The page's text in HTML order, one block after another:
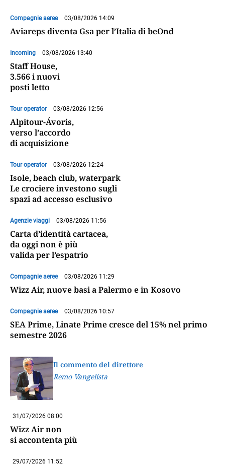
Compagnie aeree 03/08/2026 14:09
Aviareps diventa Gsa per l’Italia di beOnd
Incoming 03/08/2026 13:40
Staff House,
3.566 i nuovi
posti letto
Tour operator 03/08/2026 12:56
Alpitour-Ávoris,
verso l’accordo
di acquisizione
Tour operator 03/08/2026 12:24
Isole, beach club, waterpark
Le crociere investono sugli
spazi ad accesso esclusivo
Agenzie viaggi 03/08/2026 11:56
Carta d’identità cartacea,
da oggi non è più
valida per l’espatrio
Compagnie aeree 03/08/2026 11:29
Wizz Air, nuove basi a Palermo e in Kosovo
Compagnie aeree 03/08/2026 10:57
SEA Prime, Linate Prime cresce del 15% nel primo
semestre 2026
Il commento del direttore
Remo Vangelista
31/07/2026 08:00
Wizz Air non
si accontenta più
29/07/2026 11:52